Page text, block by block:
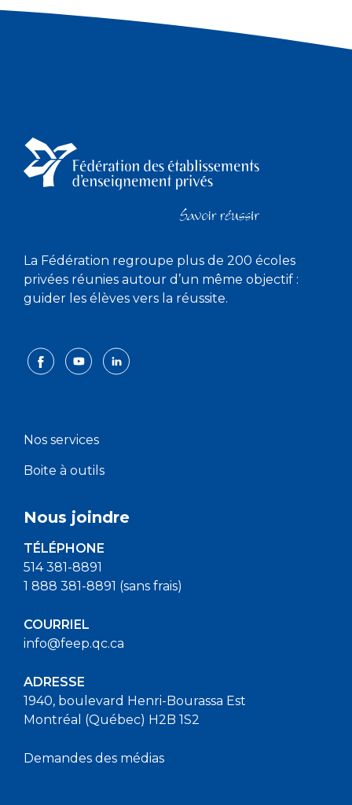
La Fédération regroupe plus de 200 écoles
privées réunies autour d’un même objectif :
guider les élèves vers la réussite.
Nos services
Boite à outils
Nous joindre
TÉLÉPHONE
514 381-8891
1 888 381-8891 (sans frais)
COURRIEL
info@feep.qc.ca
ADRESSE
1940, boulevard Henri-Bourassa Est
Montréal (Québec) H2B 1S2
Demandes des médias